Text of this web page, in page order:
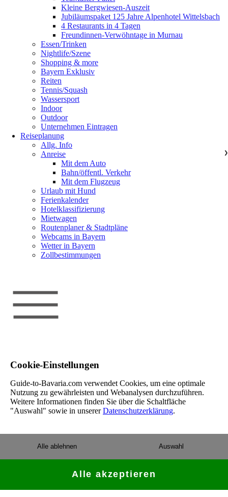
Kleine Bergwiesen-Auszeit
Jubiläumspaket 125 Jahre Alpenhotel Wittelsbach
4 Restaurants in 4 Tagen
Freundinnen-Verwöhntage in Murnau
Essen/Trinken
Nightlife/Szene
Shopping & more
Bayern Exklusiv
Reiten
Tennis/Squash
Wassersport
Indoor
Outdoor
Unternehmen Eintragen
Reiseplanung
Allg. Info
Anreise
❯
Mit dem Auto
Bahn/öffentl. Verkehr
Mit dem Flugzeug
Urlaub mit Hund
Ferienkalender
Hotelklassifizierung
Mietwagen
Routenplaner & Stadtpläne
Webcams in Bayern
Wetter in Bayern
Zollbestimmungen
Cookie-Einstellungen
Guide-to-Bavaria.com verwendet Cookies, um eine optimale
Nutzung zu gewährleisten und Webanalysen durchzuführen.
Weitere Informationen finden Sie über die Schaltfläche
"Auswahl" sowie in unsererDatenschutzerklärung.
Auswahl
Alle ablehnen
Alle akzeptieren